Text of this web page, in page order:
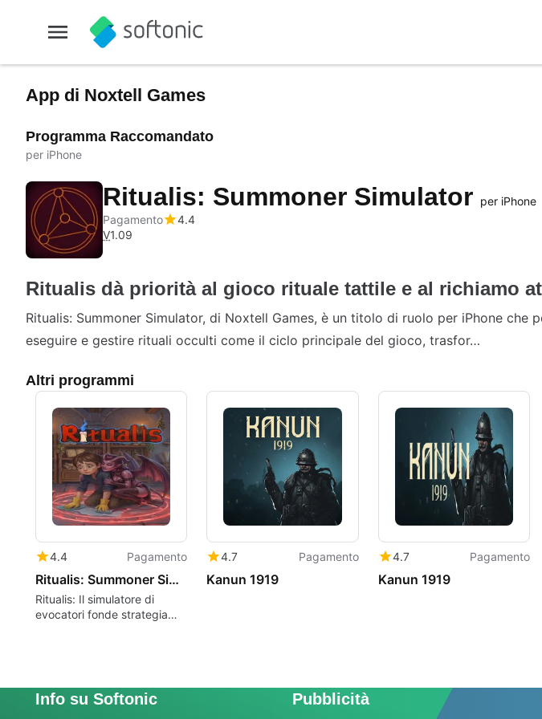
App di Noxtell Games
Programma Raccomandato
per iPhone
Ritualis: Summoner Simulator per iPhone
Pagamento
4.4
V1.09
Ritualis dà priorità al gioco rituale tattile e al richiamo
Ritualis: Summoner Simulator, di Noxtell Games, è un titolo di ruolo per iPhone
eseguire e gestire rituali occulti come il ciclo principale del gioco, trasfor…
Altri programmi
4.4 Pagamento
Ritualis: Summoner Simulator
Ritualis: Il simulatore di
evocatori fonde strategia
4.7 Pagamento
Kanun 1919
4.7 Pagamento
Kanun 1919
Info su Softonic Pubblicità